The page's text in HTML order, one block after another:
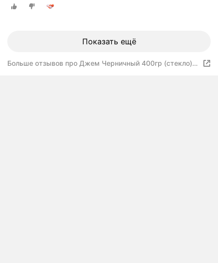
Показать ещё
Больше отзывов про Джем Черничный 400гр (стекло)